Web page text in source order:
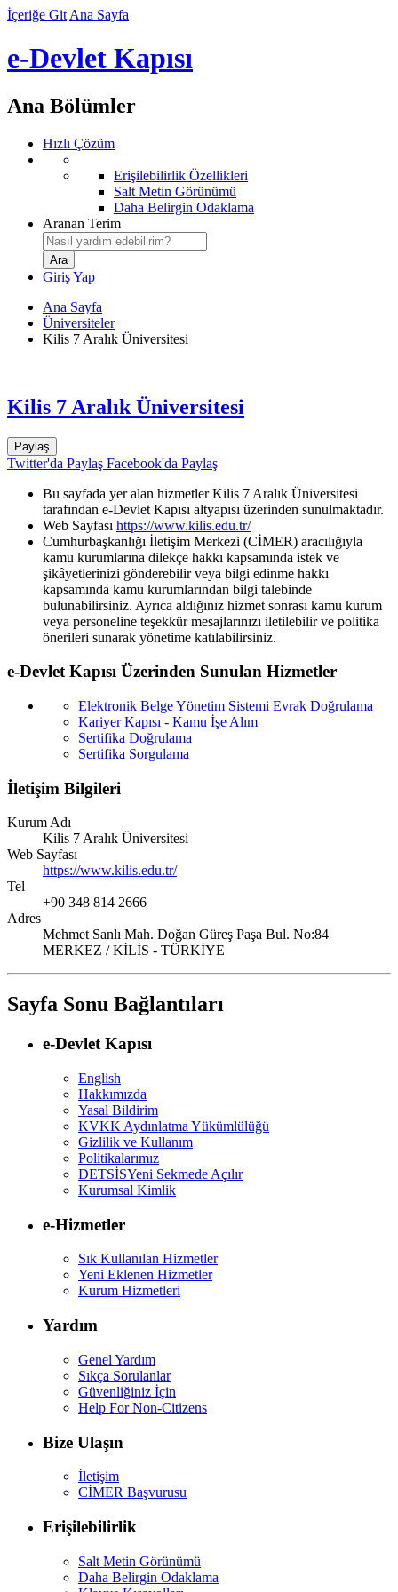
İçeriğe Git Ana Sayfa
e-Devlet Kapısı
Ana Bölümler
Hızlı Çözüm
Erişilebilirlik Özellikleri
Salt Metin Görünümü
Daha Belirgin Odaklama
Aranan Terim
Giriş Yap
Ana Sayfa
Üniversiteler
Kilis 7 Aralık Üniversitesi
Kilis 7 Aralık Üniversitesi
Paylaş
Twitter'da Paylaş Facebook'da Paylaş
Bu sayfada yer alan hizmetler Kilis 7 Aralık Üniversitesi
tarafından e-Devlet Kapısı altyapısı üzerinden sunulmaktadır.
Web Sayfası https://www.kilis.edu.tr/
Cumhurbaşkanlığı İletişim Merkezi (CİMER) aracılığıyla
kamu kurumlarına dilekçe hakkı kapsamında istek ve
şikâyetlerinizi gönderebilir veya bilgi edinme hakkı
kapsamında kamu kurumlarından bilgi talebinde
bulunabilirsiniz. Ayrıca aldığınız hizmet sonrası kamu kurum
veya personeline teşekkür mesajlarınızı iletilebilir ve politika
önerileri sunarak yönetime katılabilirsiniz.
e-Devlet Kapısı Üzerinden Sunulan Hizmetler
Elektronik Belge Yönetim Sistemi Evrak Doğrulama
Kariyer Kapısı - Kamu İşe Alım
Sertifika Doğrulama
Sertifika Sorgulama
İletişim Bilgileri
Kurum Adı
Kilis 7 Aralık Üniversitesi
Web Sayfası
https://www.kilis.edu.tr/
Tel
+90 348 814 2666
Adres
Mehmet Sanlı Mah. Doğan Güreş Paşa Bul. No:84
MERKEZ / KİLİS - TÜRKİYE
Sayfa Sonu Bağlantıları
e-Devlet Kapısı
English
Hakkımızda
Yasal Bildirim
KVKK Aydınlatma Yükümlülüğü
Gizlilik ve Kullanım
Politikalarımız
DETSİSYeni Sekmede Açılır
Kurumsal Kimlik
e-Hizmetler
Sık Kullanılan Hizmetler
Yeni Eklenen Hizmetler
Kurum Hizmetleri
Yardım
Genel Yardım
Sıkça Sorulanlar
Güvenliğiniz İçin
Help For Non-Citizens
Bize Ulaşın
İletişim
CİMER Başvurusu
Erişilebilirlik
Salt Metin Görünümü
Daha Belirgin Odaklama